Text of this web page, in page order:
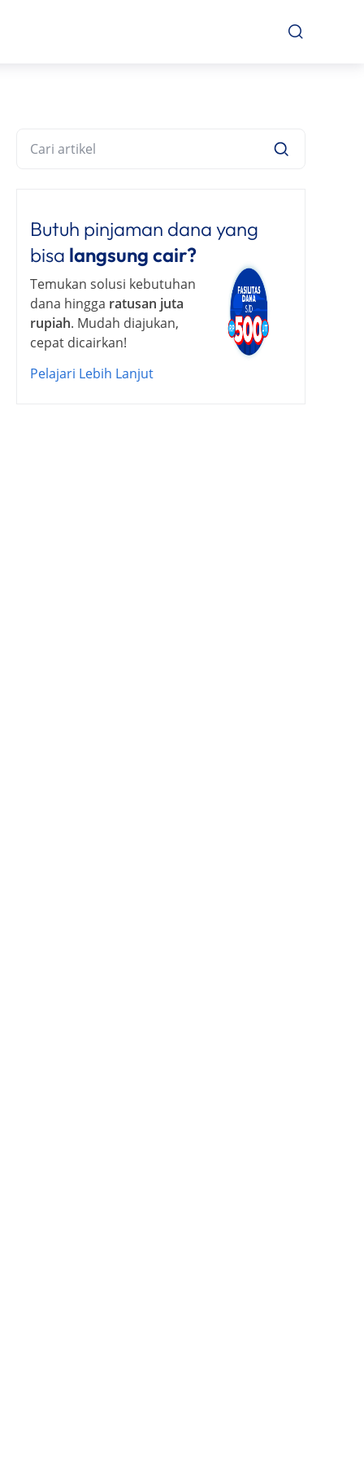
Butuh pinjaman dana yang
bisa langsung cair?
Temukan solusi kebutuhan
dana hingga ratusan juta
rupiah. Mudah diajukan,
cepat dicairkan!
Pelajari Lebih Lanjut